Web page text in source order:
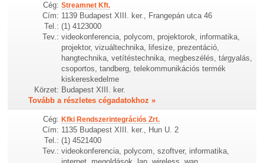
Cég: Streamnet Kft.
Cím: 1139 Budapest XIII. ker., Frangepán utca 46
Tel.: (1) 4123000
Tev.: videokonferencia, polycom, projektorok, informatika,
projektor, vizuáltechnika, lifesize, prezentáció,
hangtechnika, vetítéstechnika, megbeszélés, tárgyalás,
csoportos, tandberg, telekommunikációs termék
kiskereskedelme
Körzet: Budapest XIII. ker.
Tovább a részletes cégadatokhoz »
Cég: Kfki Rendszerintegrációs Zrt.
Cím: 1135 Budapest XIII. ker., Hun U. 2
Tel.: (1) 4521400
Tev.: videokonferencia, polycom, szoftver, informatika,